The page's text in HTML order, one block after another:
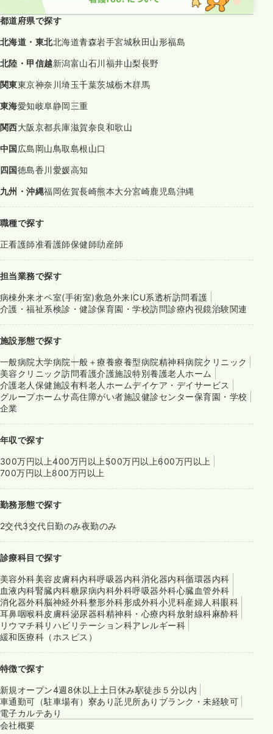
都道府県で探す
北海道・東北北海道青森岩手宮城秋田山形福島
北陸・甲信越新潟富山石川福井山梨長野
関東東京神奈川埼玉千葉茨城栃木群馬
東海愛知岐阜静岡三重
関西大阪京都兵庫滋賀奈良和歌山
中国広島岡山鳥取島根山口
四国徳島香川愛媛高知
九州・沖縄福岡佐賀長崎熊本大分宮崎鹿児島沖縄
職種で探す
正看護師准看護師保健師助産師
担当業務で探す
病棟外来オペ室(手術室)救急外来ICU系透析訪問看護
介護・福祉系検診・健診保育園・学校訪問診療内視鏡治験関連
施設形態で探す
一般病院大学病院一般＋療養療養型病院精神科病院クリニック
美容クリニック訪問看護介護施設特別養護老人ホーム
介護老人保健施設有料老人ホームデイケア・デイサービス
グループホームサ高住障がい者施設健診センター保育園・学校
企業
年収で探す
300万円以上400万円以上 500万円以上600万円以上
700万円以上800万円以上
勤務形態で探す
2交代3交代日勤のみ夜勤のみ
診療科目で探す
美容外科美容皮膚科内科呼吸器内科消化器内科循環器内科
血液内科腎臓内科糖尿病内科外科呼吸器外科心臓血管外科
消化器外科脳神経外科整形外科形成外科小児科産婦人科眼科
耳鼻咽喉科皮膚科泌尿器科精神科・心療内科放射線科麻酔科
リウマチ科リハビリテーション科アレルギー科
緩和医療科（ホスピス）
特徴で探す
新規オープン4週8休以上 土日休み駅徒歩５分以内
車通勤可（駐車場有） 寮あり託児所あり ブランク・未経験可
電子カルテあり
会社概要